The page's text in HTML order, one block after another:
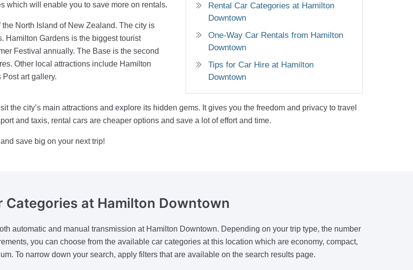
Rental Car Categories at Hamilton
Downtown
One-Way Car Rentals from Hamilton
Downtown
Tips for Car Hire at Hamilton
Downtown
which will enable you to save more on rentals.
North Island of New Zealand. The city is
Hamilton Gardens is the biggest tourist
Festival annually. The Base is the second
Other local attractions include Hamilton
art gallery.
the city’s main attractions and explore its hidden gems. It gives you the freedom and privacy to travel
and taxis, rental cars are cheaper options and save a lot of effort and time.
save big on your next trip!
Categories at Hamilton Downtown
automatic and manual transmission at Hamilton Downtown. Depending on your trip type, the number
you can choose from the available car categories at this location which are economy, compact,
To narrow down your search, apply filters that are available on the search results page.